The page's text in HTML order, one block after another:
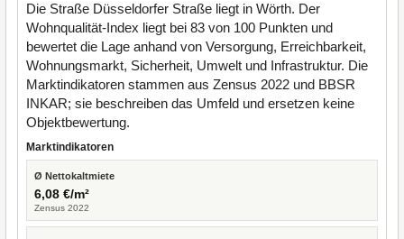
Die Straße Düsseldorfer Straße liegt in Wörth. Der
Wohnqualität-Index liegt bei 83 von 100 Punkten und
bewertet die Lage anhand von Versorgung, Erreichbarkeit,
Wohnungsmarkt, Sicherheit, Umwelt und Infrastruktur. Die
Marktindikatoren stammen aus Zensus 2022 und BBSR
INKAR; sie beschreiben das Umfeld und ersetzen keine
Objektbewertung.
Marktindikatoren
Ø Nettokaltmiete
6,08 €/m²
Zensus 2022